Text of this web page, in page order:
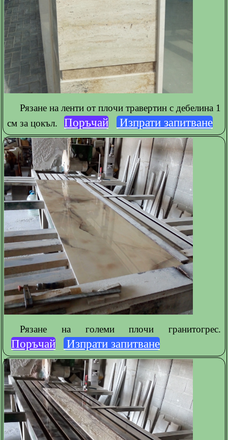
Рязане на ленти от плочи травертин с дебелина 1
см за цокъл.
Поръчай Изпрати запитване
Рязане на големи плочи гранитогрес.
Поръчай Изпрати запитване